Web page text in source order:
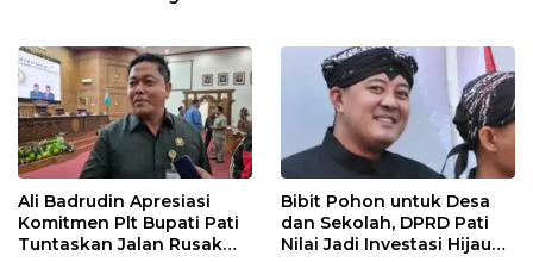
Ali Badrudin Apresiasi
Komitmen Plt Bupati Pati
Tuntaskan Jalan Rusak
Bibit Pohon untuk Desa
dan Sekolah, DPRD Pati
Nilai Jadi Investasi Hijau